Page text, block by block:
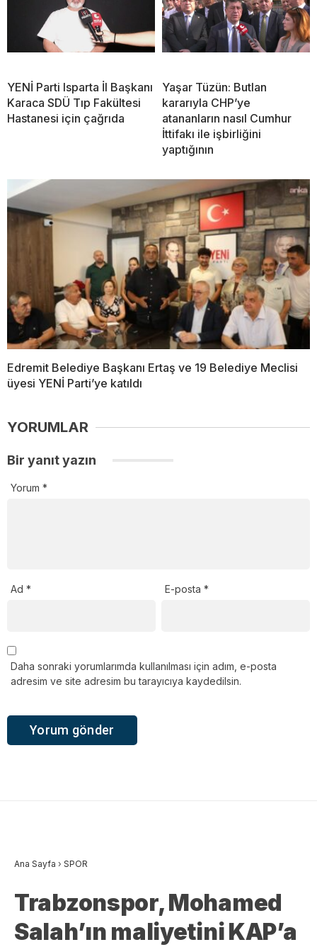
YENİ Parti Isparta İl Başkanı
Karaca SDÜ Tıp Fakültesi
Hastanesi için çağrıda
Yaşar Tüzün: Butlan
kararıyla CHP’ye
atananların nasıl Cumhur
İttifakı ile işbirliğini
yaptığının
Edremit Belediye Başkanı Ertaş ve 19 Belediye Meclisi
üyesi YENİ Parti’ye katıldı
YORUMLAR
Bir yanıt yazın
Yorum *
Ad * E-posta*
Daha sonraki yorumlarımda kullanılması için adım, e-posta
adresim ve site adresim bu tarayıcıya kaydedilsin.
Ana Sayfa › SPOR
Trabzonspor, Mohamed
Salah’ın maliyetini KAP’a